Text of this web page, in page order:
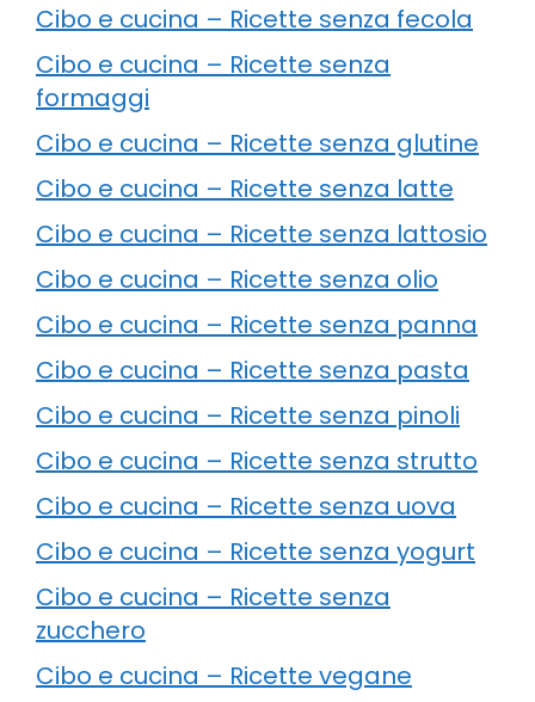
Cibo e cucina – Ricette senza fecola
Cibo e cucina – Ricette senza
formaggi
Cibo e cucina – Ricette senza glutine
Cibo e cucina – Ricette senza latte
Cibo e cucina – Ricette senza lattosio
Cibo e cucina – Ricette senza olio
Cibo e cucina – Ricette senza panna
Cibo e cucina – Ricette senza pasta
Cibo e cucina – Ricette senza pinoli
Cibo e cucina – Ricette senza strutto
Cibo e cucina – Ricette senza uova
Cibo e cucina – Ricette senza yogurt
Cibo e cucina – Ricette senza
zucchero
Cibo e cucina – Ricette vegane